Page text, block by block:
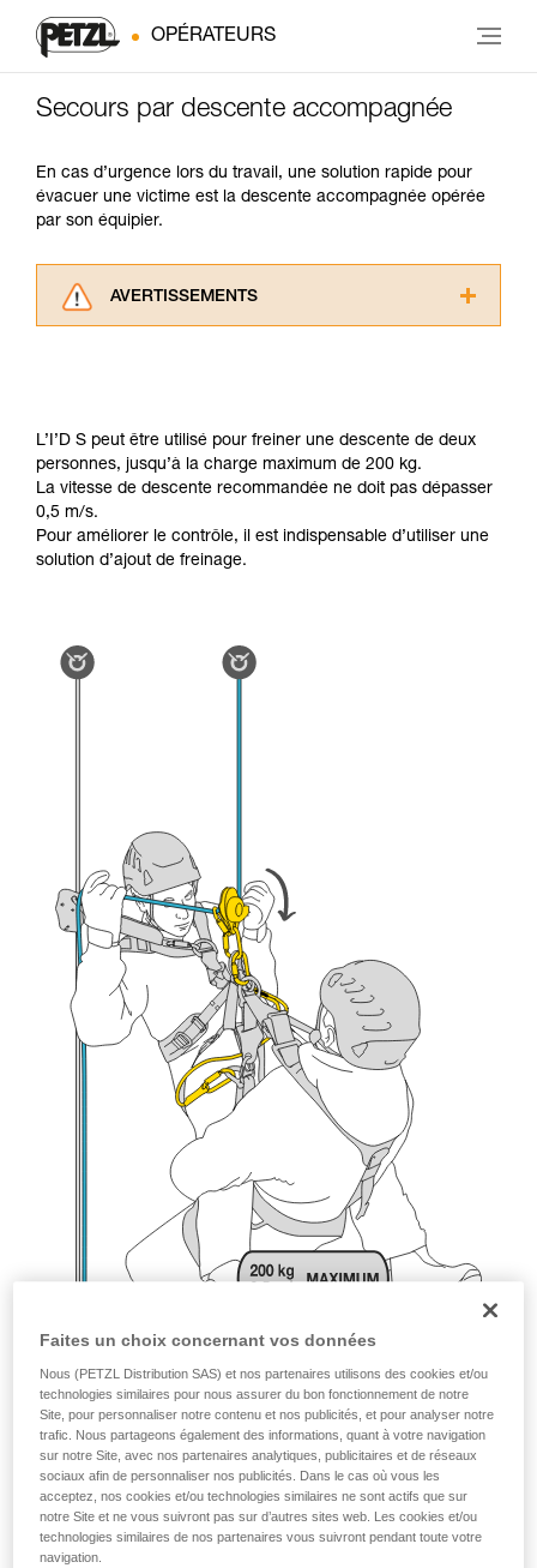
OPÉRATEURS
Secours par descente accompagnée
En cas d’urgence lors du travail, une solution rapide pour
évacuer une victime est la descente accompagnée opérée
par son équipier.
AVERTISSEMENTS
pouvoir comprendre ce complément
d’informations.
Maîtriser ces techniques nécessite une
avec un professionnel votre capacité à refaire
la manipulation, seul, en toute sécurité, avant
que nous ne décrivons pas ici.
L’I’D S peut être utilisé pour freiner une descente de deux
personnes, jusqu’à la charge maximum de 200 kg.
La vitesse de descente recommandée ne doit pas dépasser
0,5 m/s.
Pour améliorer le contrôle, il est indispensable d’utiliser une
solution d’ajout de freinage.
Faites un choix concernant vos données
Nous (PETZL Distribution SAS) et nos partenaires utilisons des cookies et/ou
technologies similaires pour nous assurer du bon fonctionnement de notre
Site, pour personnaliser notre contenu et nos publicités, et pour analyser notre
trafic. Nous partageons également des informations, quant à votre navigation
sur notre Site, avec nos partenaires analytiques, publicitaires et de réseaux
sociaux afin de personnaliser nos publicités. Dans le cas où vous les
acceptez, nos cookies et/ou technologies similaires ne sont actifs que sur
notre Site et ne vous suivront pas sur d’autres sites web. Les cookies et/ou
technologies similaires de nos partenaires vous suivront pendant toute votre
navigation.